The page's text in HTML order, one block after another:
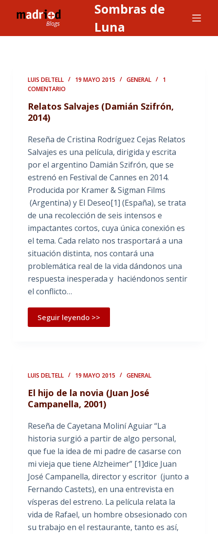
l
Sombras de
Luna
LUIS DELTELL 19 MAYO 2015 GENERAL
1
COMENTARIO
Relatos Salvajes (Damián Szifrón,
2014)
Reseña de Cristina Rodríguez Cejas Relatos
Salvajes es una película, dirigida y escrita
por el argentino Damián Szifrón, que se
estrenó en Festival de Cannes en 2014.
Producida por Kramer & Sigman Films
(Argentina) y El Deseo[1] (España), se trata
de una recolección de seis intensos e
impactantes cortos, cuya única conexión es
el tema. Cada relato nos trasportará a una
situación distinta, nos contará una
problemática real de la vida dándonos una
respuesta inesperada y haciéndonos sentir
el conflicto…
Seguir leyendo >>
LUIS DELTELL 19 MAYO 2015 GENERAL
El hijo de la novia (Juan José
Campanella, 2001)
Reseña de Cayetana Moliní Aguiar “La
historia surgió a partir de algo personal,
que fue la idea de mi padre de casarse con
mi vieja que tiene Alzheimer” [1]dice Juan
José Campanella, director y escritor (junto a
Fernando Castets), en una entrevista en
vísperas del estreno. La película relata la
vida de Rafael, un hombre obsesionado con
su trabajo en el restaurante, tanto es así,